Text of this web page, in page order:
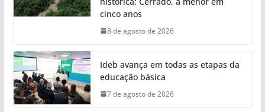
cinco anos
8 de agosto de 2026
Ideb avança em todas as etapas da
educação básica
7 de agosto de 2026